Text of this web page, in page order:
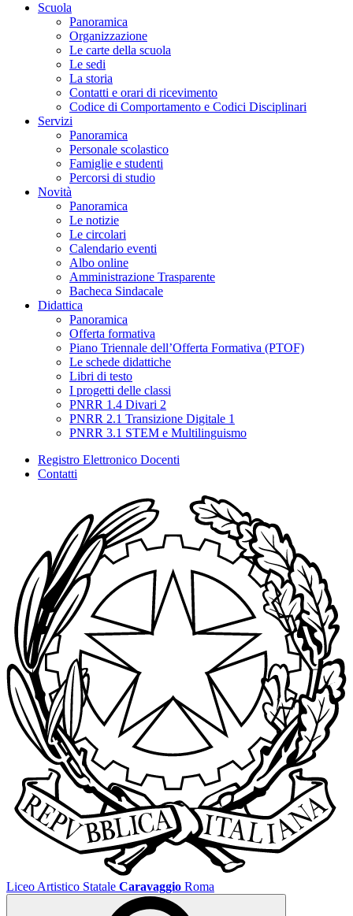
Scuola
Panoramica
Organizzazione
Le carte della scuola
Le sedi
La storia
Contatti e orari di ricevimento
Codice di Comportamento e Codici Disciplinari
Servizi
Panoramica
Personale scolastico
Famiglie e studenti
Percorsi di studio
Novità
Panoramica
Le notizie
Le circolari
Calendario eventi
Albo online
Amministrazione Trasparente
Bacheca Sindacale
Didattica
Panoramica
Offerta formativa
Piano Triennale dell’Offerta Formativa (PTOF)
Le schede didattiche
Libri di testo
I progetti delle classi
PNRR 1.4 Divari 2
PNRR 2.1 Transizione Digitale 1
PNRR 3.1 STEM e Multilinguismo
Registro Elettronico Docenti
Contatti
Liceo Artistico Statale Caravaggio Roma